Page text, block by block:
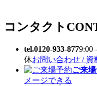
コンタクト
tel.0120-933-8779:00
休お問い合わせ / 資
ご来
メージできる